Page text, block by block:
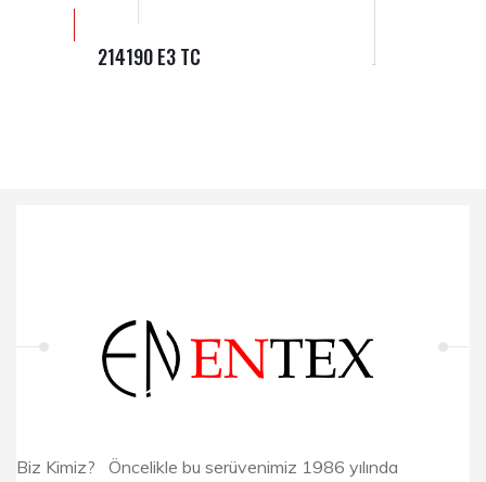
214190 E3 TC
Biz Kimiz? Öncelikle bu serüvenimiz 1986 yılında